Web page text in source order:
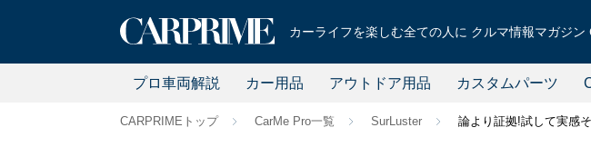
カーライフを楽しむ全ての人に クルマ情報マガジン
プロ車両解説 カー用品 アウトドア用品 カスタムパーツ
CARPRIMEトップ CarMe Pro一覧 SurLuster 論より証拠!試して実感